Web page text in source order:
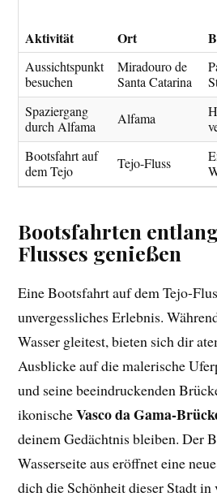
Aktivität Ort
Aussichtspunkt
besuchen
Miradouro de
Santa Catarina
Spaziergang
durch Alfama
Alfama
Bootsfahrt auf
dem Tejo
Tejo-Fluss
Bootsfahrten
Flusses genießen
Eine Bootsfahrt auf dem Tejo-
unvergessliches Erlebnis.
Wasser gleitest, bieten sich dir
Ausblicke auf die malerische
und seine beeindruckenden
ikonischeVasco da Gama-
deinem Gedächtnis bleiben. Der
Wasserseite aus eröffnet eine
dich die Schönheit dieser Stadt